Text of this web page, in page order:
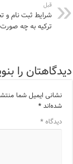
قبل
شرایط ثبت نام
ترکیه به چه
دیدگاهتان را
نشانی ایمیل شما
شده‌اند*
دیدگاه*